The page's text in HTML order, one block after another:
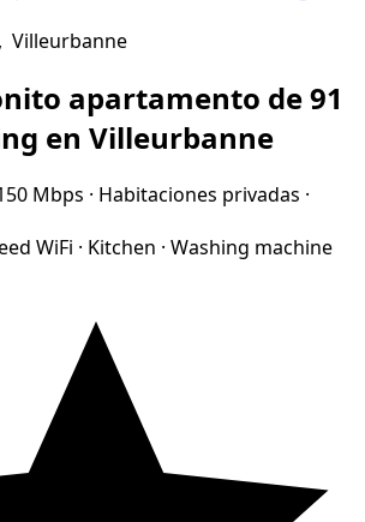
, Villeurbanne
apartamento de 91
en Villeurbanne
Mbps · Habitaciones privadas ·
WiFi · Kitchen · Washing machine